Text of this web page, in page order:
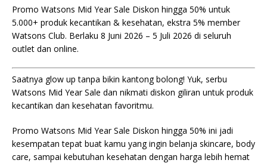
Promo Watsons Mid Year Sale Diskon hingga 50% untuk
5.000+ produk kecantikan & kesehatan, ekstra 5% member
Watsons Club. Berlaku 8 Juni 2026 – 5 Juli 2026 di seluruh
outlet dan online.
Saatnya glow up tanpa bikin kantong bolong! Yuk, serbu
Watsons Mid Year Sale dan nikmati diskon giliran untuk produk
kecantikan dan kesehatan favoritmu.
Promo Watsons Mid Year Sale Diskon hingga 50% ini jadi
kesempatan tepat buat kamu yang ingin belanja skincare, body
care, sampai kebutuhan kesehatan dengan harga lebih hemat